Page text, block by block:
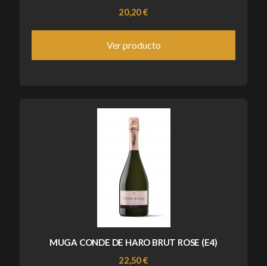
20,20 €
Ver producto
MUGA CONDE DE HARO BRUT ROSE (E4)
22,50 €